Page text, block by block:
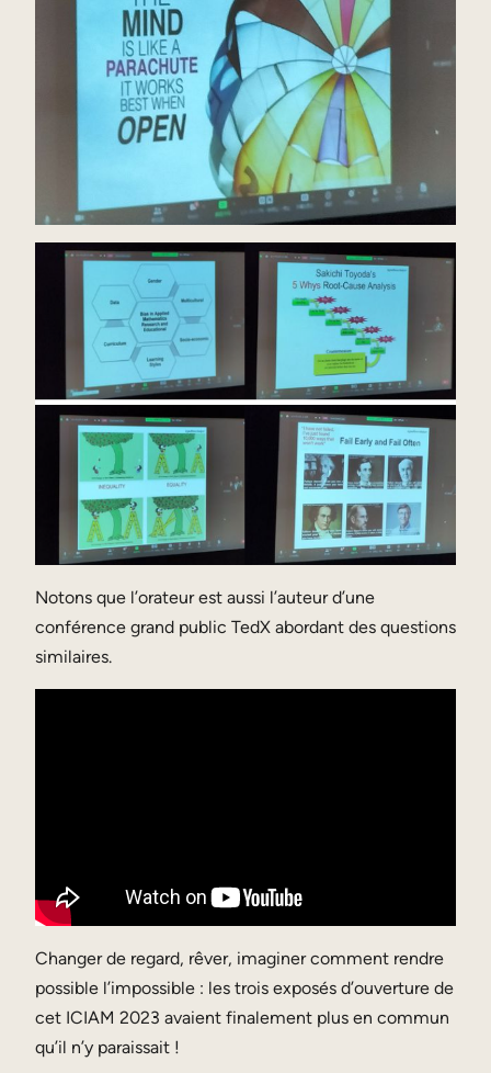
Notons que l’orateur est aussi l’auteur d’une
conférence grand public TedX abordant des questions
similaires.
Changer de regard, rêver, imaginer comment rendre
possible l’impossible : les trois exposés d’ouverture de
cet ICIAM 2023 avaient finalement plus en commun
qu’il n’y paraissait !